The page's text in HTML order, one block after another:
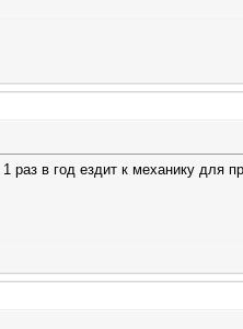
в год ездит к механику для